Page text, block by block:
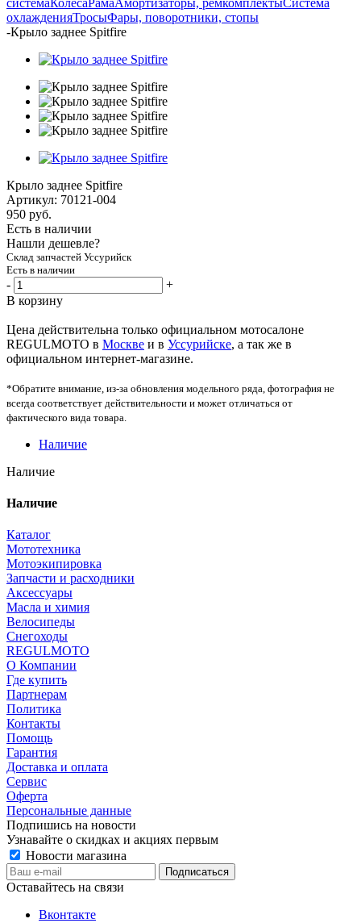
охлажденияТросыФары, поворотники, стопы
-Крыло заднее Spitfire
Крыло заднее Spitfire
Артикул: 70121-004
950 руб.
Есть в наличии
Нашли дешевле?
Склад запчастей Уссурийск
Есть в наличии
-
+
В корзину
Цена действительна только официальном мотосалоне
REGULMOTO в Москве и в Уссурийске, а так же в
официальном интернет-магазине.
*Обратите внимание, из-за обновления модельного ряда, фотография не
всегда соответствует действительности и может отличаться от
фактического вида товара.
Наличие
Наличие
Наличие
Каталог
Мототехника
Мотоэкипировка
Запчасти и расходники
Аксессуары
Масла и химия
Велосипеды
Снегоходы
REGULMOTO
О Компании
Где купить
Партнерам
Политика
Контакты
Помощь
Гарантия
Доставка и оплата
Сервис
Оферта
Персональные данные
Подпишись на новости
Узнавайте о скидках и акциях первым
Новости магазина
Оставайтесь на связи
Вконтакте